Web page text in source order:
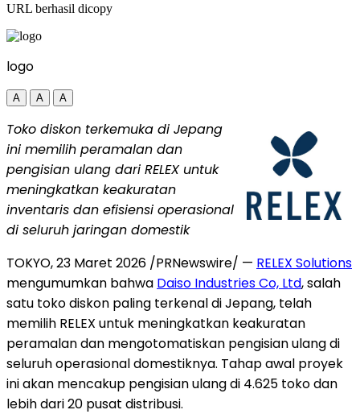
URL berhasil dicopy
logo
A A A
Toko diskon terkemuka di Jepang
ini memilih peramalan dan
pengisian ulang dari RELEX untuk
meningkatkan keakuratan
inventaris dan efisiensi operasional
di seluruh jaringan domestik
TOKYO,23 Maret 2026 /PRNewswire/ — RELEX Solutions
mengumumkan bahwa Daiso Industries Co, Ltd,salah
satu toko diskon paling terkenal di Jepang, telah
memilih RELEX untuk meningkatkan keakuratan
peramalan dan mengotomatiskan pengisian ulang di
seluruh operasional domestiknya. Tahap awal proyek
ini akan mencakup pengisian ulang di 4.625 toko dan
lebih dari 20 pusat distribusi.